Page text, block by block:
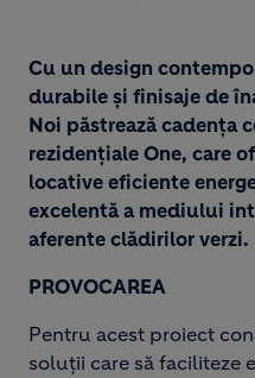
Cu un design
durabile și finisaje de
Noi păstrează cadența
rezidențiale One, care
locative eficiente
excelentă a mediului
aferente clădirilor verzi.
PROVOCAREA
Pentru acest proiect
soluții care să faciliteze